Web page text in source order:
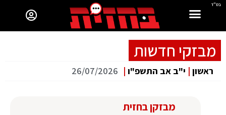
בס"ד
מבזקי חדשות
ראשון | י"ב אב התשפ"ו |
26/07/2026
מבזקן בחזית